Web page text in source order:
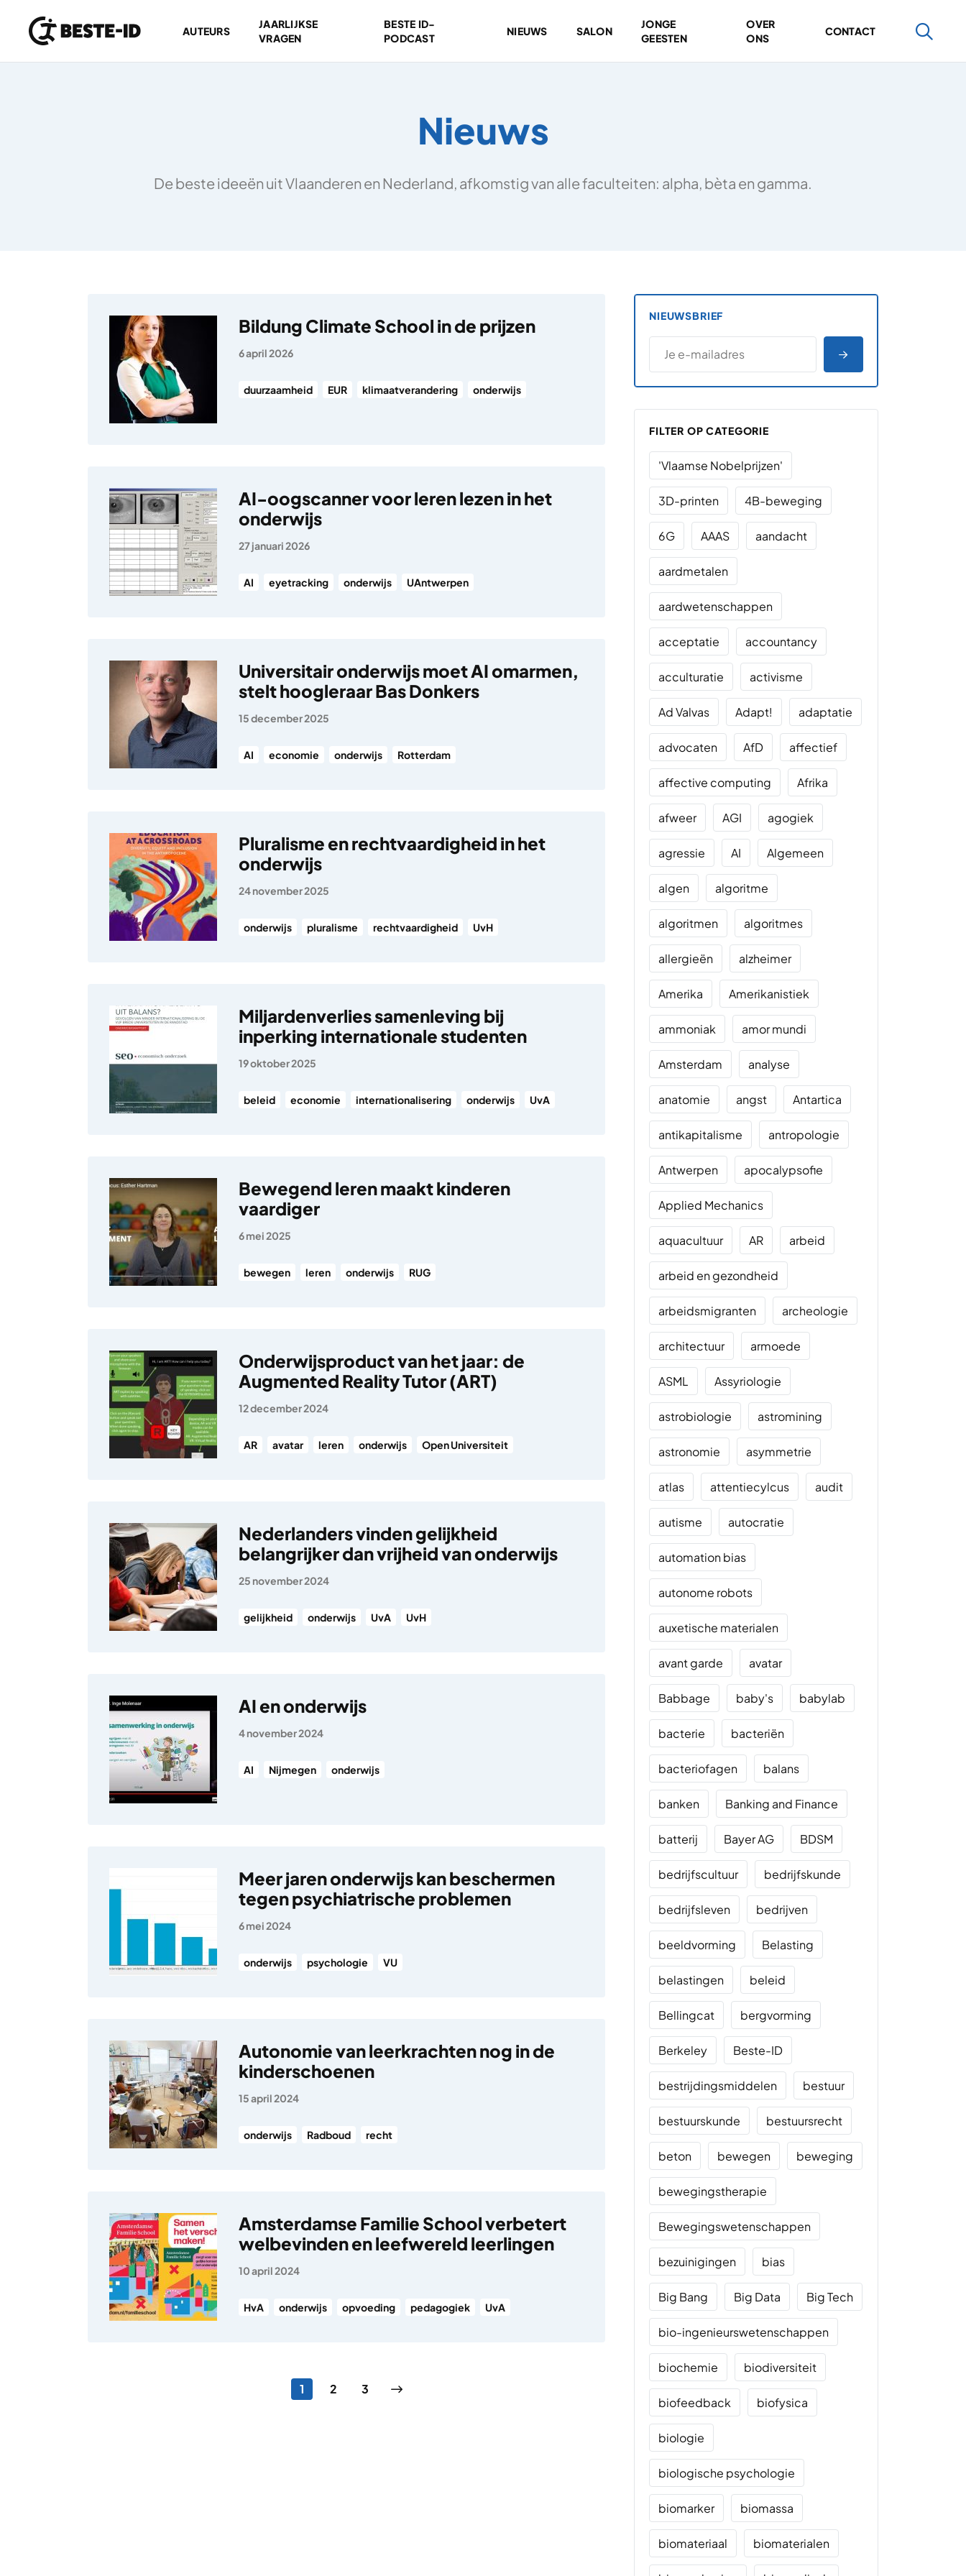
Ga naar inhoud
AUTEURS
JAARLIJKSE
VRAGEN
BESTE ID-
PODCAST
NIEUWS SALON
JONGE
GEESTEN
OVER
ONS
CONTACT
Nieuws
De beste ideeën uit Vlaanderen en Nederland, afkomstig van alle faculteiten: alpha, bèta en gamma.
Bildung Climate School in de prijzen
6 april 2026
duurzaamheid EUR klimaatverandering onderwijs
AI-oogscanner voor leren lezen in het
onderwijs
27 januari 2026
AI eyetracking onderwijs UAntwerpen
Universitair onderwijs moet AI omarmen,
stelt hoogleraar Bas Donkers
15 december 2025
AI economie onderwijs Rotterdam
Pluralisme en rechtvaardigheid in het
onderwijs
24 november 2025
onderwijs pluralisme rechtvaardigheid UvH
Miljardenverlies samenleving bij
inperking internationale studenten
19 oktober 2025
beleid economie internationalisering onderwijs UvA
Bewegend leren maakt kinderen
vaardiger
6 mei 2025
bewegen leren onderwijs RUG
Onderwijsproduct van het jaar: de
Augmented Reality Tutor (ART)
12 december 2024
AR avatar leren onderwijs Open Universiteit
Nederlanders vinden gelijkheid
belangrijker dan vrijheid van onderwijs
25 november 2024
gelijkheid onderwijs UvA UvH
AI en onderwijs
4 november 2024
AI Nijmegen onderwijs
Meer jaren onderwijs kan beschermen
tegen psychiatrische problemen
6 mei 2024
onderwijs psychologie VU
Autonomie van leerkrachten nog in de
kinderschoenen
15 april 2024
onderwijs Radboud recht
Amsterdamse Familie School verbetert
welbevinden en leefwereld leerlingen
10 april 2024
HvA onderwijs opvoeding pedagogiek UvA
Berichten paginering
Pagina
1 Pagina
2 Pagina
3 Volgende pagina
NIEUWSBRIEF
E-MAILADRES
*
AANMELDEN
FILTER OP CATEGORIE
'Vlaamse Nobelprijzen'
3D-printen 4B-beweging
6G AAAS aandacht
aardmetalen
aardwetenschappen
acceptatie accountancy
acculturatie activisme
Ad Valvas Adapt! adaptatie
advocaten AfD affectief
affective computing Afrika
afweer AGI agogiek
agressie AI Algemeen
algen algoritme
algoritmen algoritmes
allergieën alzheimer
Amerika Amerikanistiek
ammoniak amor mundi
Amsterdam analyse
anatomie angst Antartica
antikapitalisme antropologie
Antwerpen apocalypsofie
Applied Mechanics
aquacultuur AR arbeid
arbeid en gezondheid
arbeidsmigranten archeologie
architectuur armoede
ASML Assyriologie
astrobiologie astromining
astronomie asymmetrie
atlas attentiecylcus audit
autisme autocratie
automation bias
autonome robots
auxetische materialen
avant garde avatar
Babbage baby's babylab
bacterie bacteriën
bacteriofagen balans
banken Banking and Finance
batterij Bayer AG BDSM
bedrijfscultuur bedrijfskunde
bedrijfsleven bedrijven
beeldvorming Belasting
belastingen beleid
Bellingcat bergvorming
Berkeley Beste-ID
bestrijdingsmiddelen bestuur
bestuurskunde bestuursrecht
beton bewegen beweging
bewegingstherapie
Bewegingswetenschappen
bezuinigingen bias
Big Bang Big Data Big Tech
bio-ingenieurswetenschappen
biochemie biodiversiteit
biofeedback biofysica
biologie
biologische psychologie
biomarker biomassa
biomateriaal biomaterialen